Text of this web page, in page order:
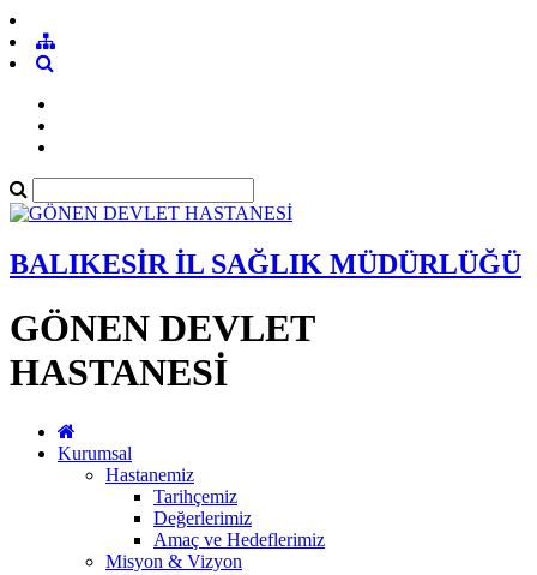
BALIKESİR İL SAĞLIK MÜDÜRLÜĞÜ
GÖNEN DEVLET
HASTANESİ
Kurumsal
Hastanemiz
Tarihçemiz
Değerlerimiz
Amaç ve Hedeflerimiz
Misyon & Vizyon